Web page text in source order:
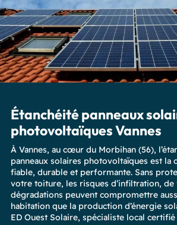
Étanchéité panneaux
photovoltaïques Vannes
À Vannes, au cœur du Morbihan (56),
panneaux solaires photovoltaïques est la
fiable, durable et performante. Sans
votre toiture, les risques d’infiltration,
dégradations peuvent compromettre
habitation que la production d’énergie
ED Ouest Solaire, spécialiste local